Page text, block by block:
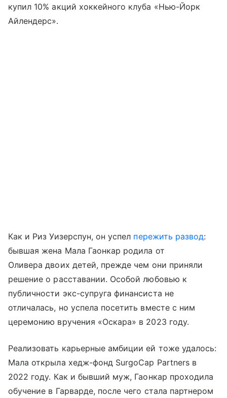
купил 10% акций хоккейного клуба «Нью-Йорк
Айлендерс».
Как и Риз Уизерспун, он успел пережить развод:
бывшая жена Мала Гаонкар родила от
Оливера двоих детей, прежде чем они приняли
решение о расставании. Особой любовью к
публичности экс-супруга финансиста не
отличалась, но успела посетить вместе с ним
церемонию вручения «Оскара» в 2023 году.
Реализовать карьерные амбиции ей тоже удалось:
Мала открыла хедж-фонд SurgoCap Partners в
2022 году. Как и бывший муж, Гаонкар проходила
обучение в Гарварде, после чего стала партнером